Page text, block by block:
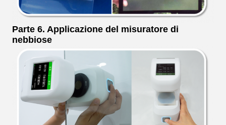
Parte 6. Applicazione del misuratore di
nebbiose